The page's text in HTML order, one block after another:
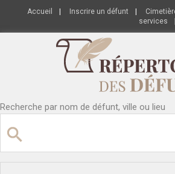
Accueil Inscrire un défunt
services
Recherche par nom de défunt, ville ou lieu